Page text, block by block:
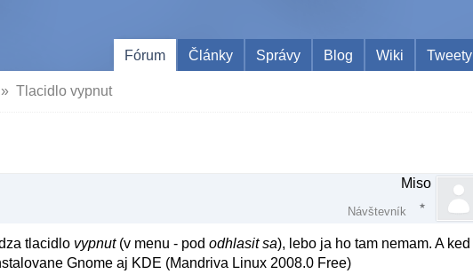
Fórum
Články Správy Blog Wiki Tweety
Tlacidlo vypnut
Miso
Návštevník
tlacidlo vypnut(v menu - pododhlasit sa), lebo ja ho tam nemam. A ked
Gnome aj KDE (Mandriva Linux 2008.0 Free)